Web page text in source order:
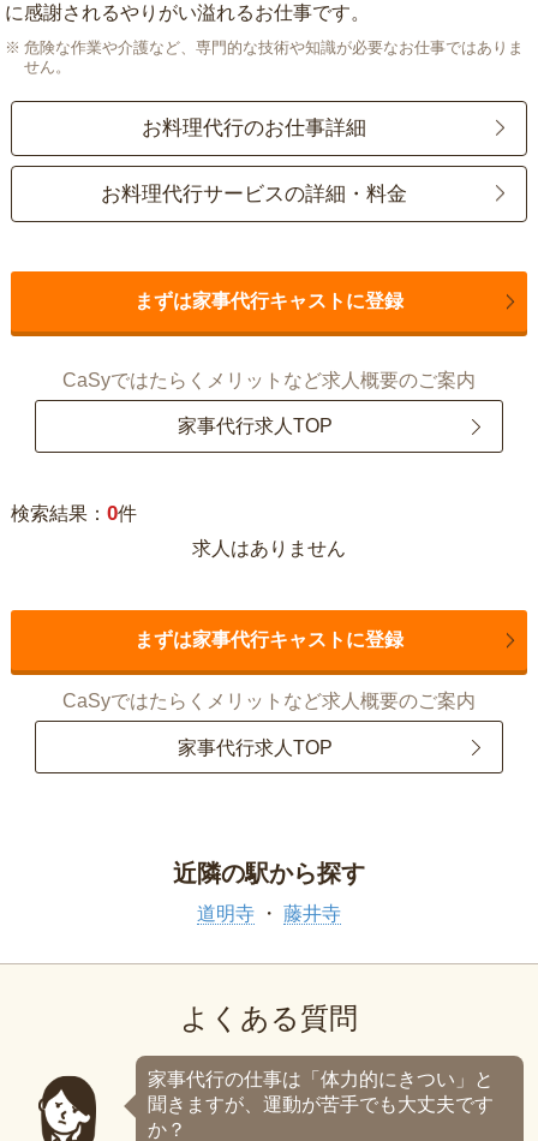
に感謝されるやりがい溢れるお仕事です。
危険な作業や介護など、専門的な技術や知識が必要なお仕事ではありま
せん。
お料理代行のお仕事詳細
お料理代行サービスの詳細・料金
まずは家事代行キャストに登録
CaSyではたらくメリットなど求人概要のご案内
家事代行求人TOP
検索結果： 0件
求人はありません
まずは家事代行キャストに登録
CaSyではたらくメリットなど求人概要のご案内
家事代行求人TOP
近隣の駅から探す
道明寺 藤井寺
よくある質問
家事代行の仕事は「体力的にきつい」と
聞きますが、運動が苦手でも大丈夫です
か？